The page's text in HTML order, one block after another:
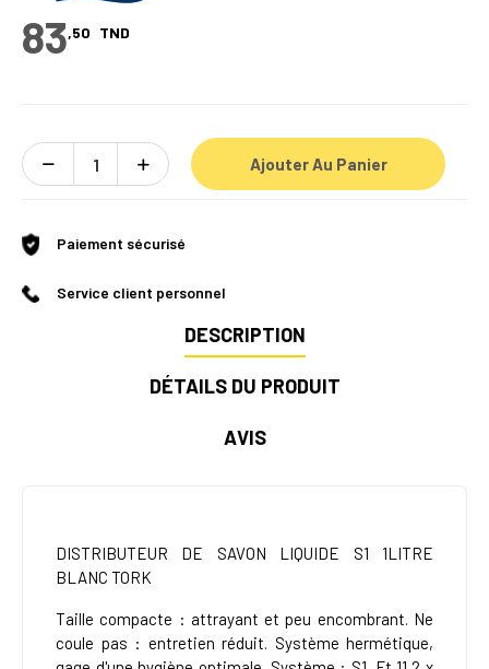
83,50 TND
Ajouter Au Panier
Paiement sécurisé
Service client personnel
DESCRIPTION
DÉTAILS DU PRODUIT
AVIS
DISTRIBUTEUR DE SAVON LIQUIDE S1 1LITRE
BLANC TORK
Taille compacte : attrayant et peu encombrant. Ne
coule pas : entretien réduit. Système hermétique,